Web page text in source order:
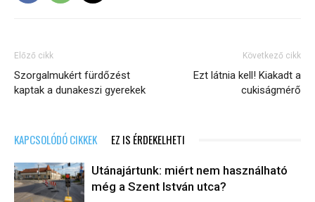
Előző cikk
Szorgalmukért fürdőzést
kaptak a dunakeszi gyerekek
Következő cikk
Ezt látnia kell! Kiakadt a
cukiságmérő
KAPCSOLÓDÓ CIKKEK EZ IS ÉRDEKELHETI
Utánajártunk: miért nem használható
még a Szent István utca?